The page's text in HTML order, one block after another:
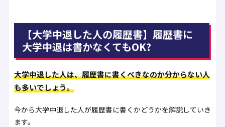
【大学中退した人の履歴書】履歴書に
大学中退は書かなくてもOK?
大学中退した人は、履歴書に書くべきなのか分からない人
も多いでしょう。
今から大学中退した人が履歴書に書くかどうかを解説していき
ます。